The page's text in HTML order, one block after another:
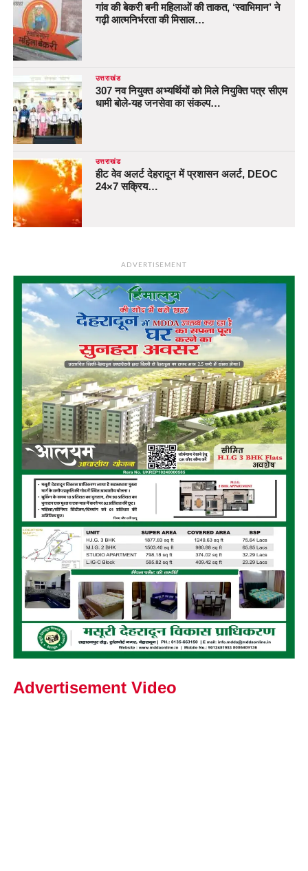
गांव की बेकरी बनी महिलाओं की ताकत, ‘स्वाभिमान’ ने
गढ़ी आत्मनिर्भरता की मिसाल…
उत्तराखंड
307 नव नियुक्त अभ्यर्थियों को मिले नियुक्ति पत्र सीएम
धामी बोले-यह जनसेवा का संकल्प…
उत्तराखंड
हीट वेव अलर्ट देहरादून में प्रशासन अलर्ट, DEOC
24×7 सक्रिय…
ADVERTISEMENT
Advertisement Video